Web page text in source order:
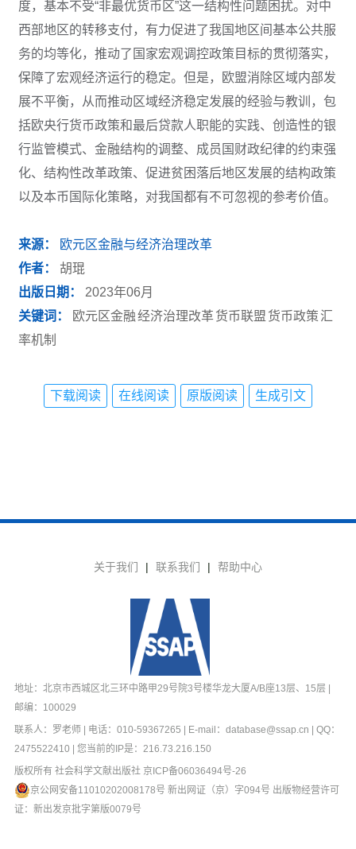
度，基本不受“非最优货币区”这一结构性问题困扰。对中
西部地区的转移支付，有力促进了我国地区间基本公共服
务的均等化，推动了国家宏观调控政策目标的贯彻落实，
保障了宏观经济运行的稳定。但是，欧盟消除区域内部发
展不平衡，从而推动区域经济稳定发展的经验与教训，包
括欧央行货币政策和最后贷款人职能的实践、创造性的银
行监管模式、金融结构的调整、成员国财政纪律的约束强
化、结构性改革政策、促进贫困落后地区发展的结构政策
以及本币国际化策略，对我国都有不可忽视的参考价值。
来源：
欧元区金融与经济治理改革
作者：
胡琨
出版日期：
2023年06月
关键词：
欧元区金融 经济治理改革货币联盟 货币政策 汇
率机制
下载阅读 在线阅读 原版阅读 生成引文
关于我们 | 联系我们 | 帮助中心
地址：北京市西城区北三环中路甲29号院3号楼华龙大厦A/B座13层、15层 |
邮编：100029
联系人：罗老师 | 电话：010-59367265 | E-mail：database@ssap.cn | QQ：
2475522410 | 您当前的IP是： 216.73.216.150
版权所有 社会科学文献出版社 京ICP备06036494号-26
京公网安备11010202008178号 新出网证（京）字094号 出版物经营许可
证：新出发京批字第版0079号